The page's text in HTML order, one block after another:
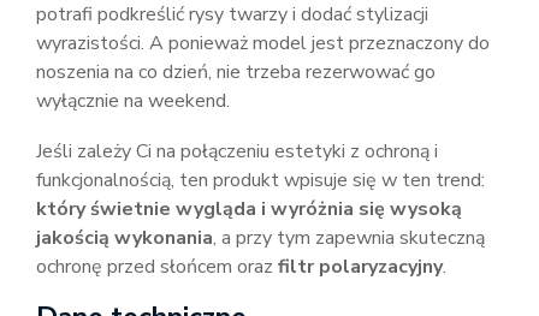
potrafi podkreślić rysy twarzy i dodać stylizacji
wyrazistości. A ponieważ model jest przeznaczony do
noszenia na co dzień, nie trzeba rezerwować go
wyłącznie na weekend.
Jeśli zależy Ci na połączeniu estetyki z ochroną i
funkcjonalnością, ten produkt wpisuje się w ten trend:
który świetnie wygląda i wyróżnia się wysoką
jakością wykonania, a przy tym zapewnia skuteczną
ochronę przed słońcem oraz filtr polaryzacyjny.